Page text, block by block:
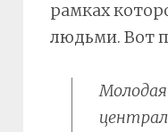
рамках
людьми. Вот